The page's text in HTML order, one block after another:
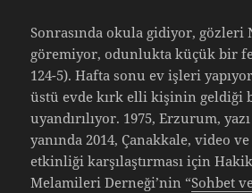
Sonrasında okula gidiyor, gözleri
göremiyor, odunlukta küçük bir
124-5). Hafta sonu ev işleri
üstü evde kırk elli kişinin geldiği
uyandırılıyor. 1975, Erzurum,
yanında 2014, Çanakkale, video
etkinliği karşılaştırması için
Melamileri Derneği’nin “Sohbet